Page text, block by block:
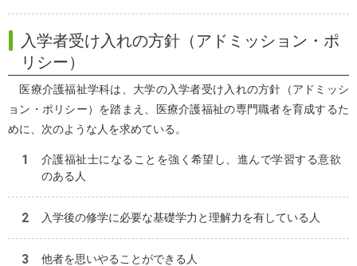
入学者受け入れの方針（アドミッション・ポ
リシー）
医療介護福祉学科は、大学の入学者受け入れの方針（アドミッシ
ョン・ポリシー）を踏まえ、医療介護福祉の専門職者を育成するた
めに、次のような人を求めている。
介護福祉士になることを強く希望し、進んで学習する意欲
のある人
入学後の修学に必要な基礎学力と理解力を有している人
他者を思いやることができる人